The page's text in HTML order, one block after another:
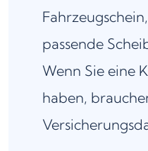
passende
Wenn Sie eine
haben,